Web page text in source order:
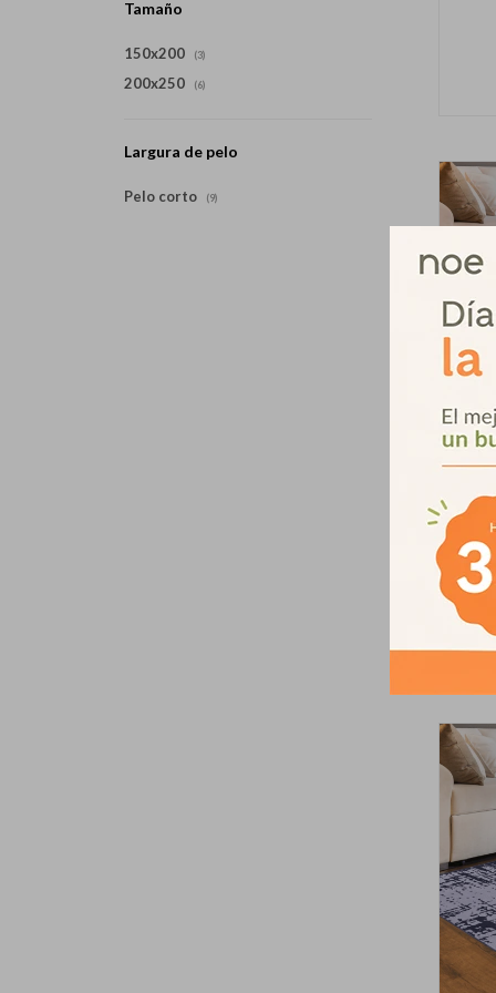
Tamaño
150x200 (3)
200x250 (6)
Largura de pelo
Pelo corto (9)